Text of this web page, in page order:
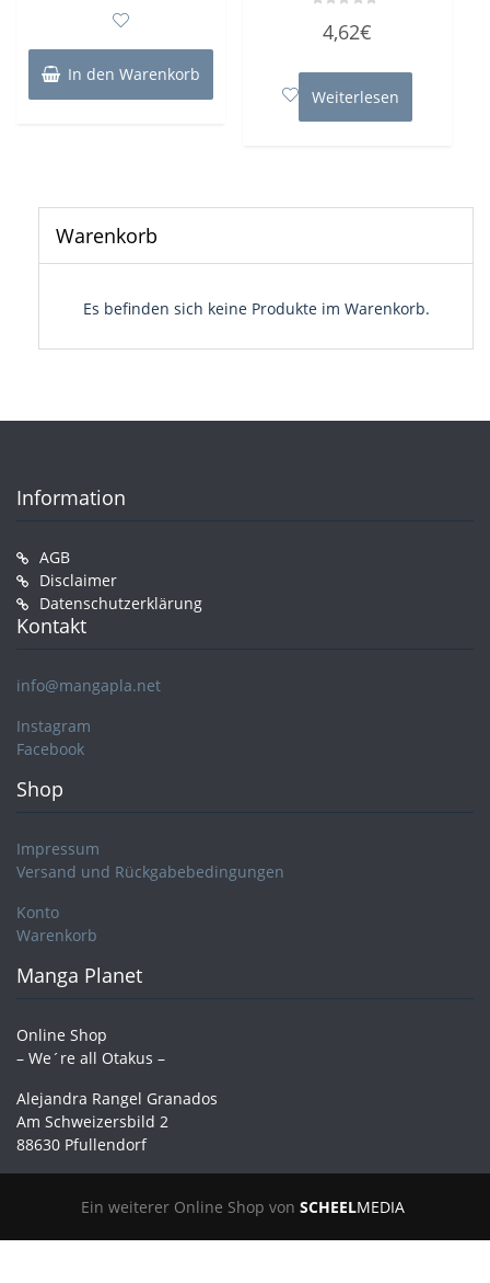
In den Warenkorb
mit
5
4,62€
Weiterlesen
Warenkorb
Es befinden sich keine Produkte im Warenkorb.
Information
AGB
Disclaimer
Datenschutzerklärung
Kontakt
info@mangapla.net
Instagram
Facebook
Shop
Impressum
Versand und Rückgabebedingungen
Konto
Warenkorb
Manga Planet
Online Shop
– We´re all Otakus –
Alejandra Rangel Granados
Am Schweizersbild 2
88630 Pfullendorf
Ein weiterer Online Shop von SCHEELMEDIA